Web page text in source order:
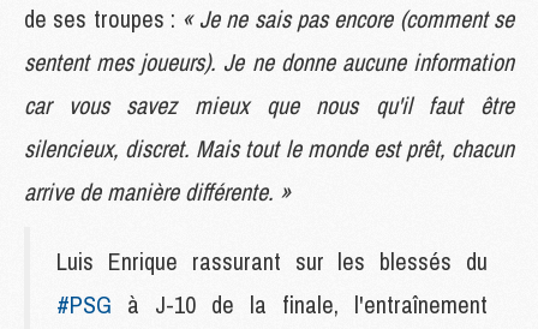
de ses troupes : « Je ne sais pas encore (comment se
sentent mes joueurs). Je ne donne aucune information
car vous savez mieux que nous qu'il faut être
silencieux, discret. Mais tout le monde est prêt, chacun
arrive de manière différente. »
Luis Enrique rassurant sur les blessés du
#PSG à J-10 de la finale, l'entraînement